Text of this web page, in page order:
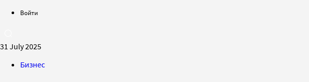
Войти
31 July 2025
Бизнес